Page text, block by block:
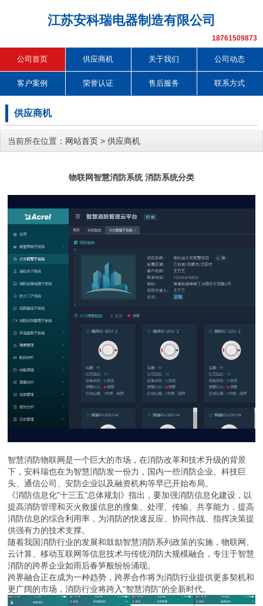
江苏安科瑞电器制造有限公司
18761509873
公司首页 供应商机 关于我们 公司动态
客户案例 荣誉认证 售后服务 联系方式
供应商机
当前所在位置： 网站首页 > 供应商机
物联网智慧消防系统 消防系统分类
智慧消防物联网是一个巨大的市场，在消防改革和技术升级的背景
下，安科瑞也在为智慧消防发一份力，国内一些消防企业、科技巨
头、通信公司、安防企业以及融资机构等早已开始布局。
《消防信息化"十三五"总体规划》指出，要加强消防信息化建设，以
提高消防管理和灭火救援信息的搜集、处理、传输、共享能力，提高
消防信息的综合利用率，为消防的快速反应、协同作战、指挥决策提
供强有力的技术支撑。
随着我国消防行业的发展和鼓励智慧消防系列政策的实施，物联网、
云计算、移动互联网等信息技术与传统消防大规模融合，专注于智慧
消防的跨界企业如雨后春笋般纷纷涌现。
跨界融合正在成为一种趋势，跨界合作将为消防行业提供更多契机和
更广阔的市场，消防行业将跨入“智慧消防”的全新时代。